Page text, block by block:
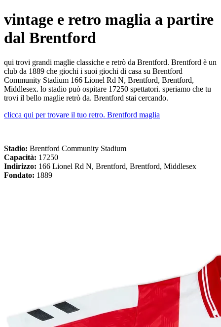
vintage e retro maglia a partire
dal Brentford
qui trovi grandi maglie classiche e retrò da Brentford. Brentford è un
club da 1889 che giochi i suoi giochi di casa su Brentford
Community Stadium 166 Lionel Rd N, Brentford, Brentford,
Middlesex. lo stadio può ospitare 17250 spettatori. speriamo che tu
trovi il bello maglie retrò da. Brentford stai cercando.
clicca qui per trovare il tuo retro. Brentford maglia
Stadio: Brentford Community Stadium
Capacità: 17250
Indirizzo: 166 Lionel Rd N, Brentford, Brentford, Middlesex
Fondato: 1889